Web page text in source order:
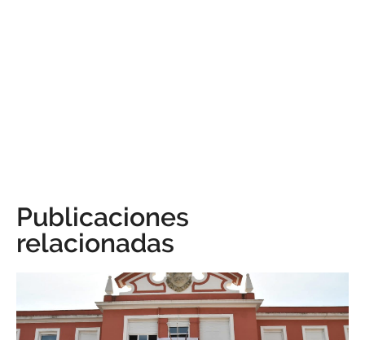
Publicaciones
relacionadas